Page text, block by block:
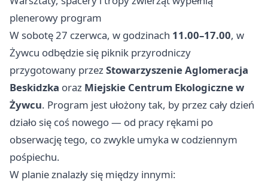
plenerowy program
W sobotę 27 czerwca, w godzinach 11.00–17.00, w
Żywcu odbędzie się piknik przyrodniczy
przygotowany przezStowarzyszenie Aglomeracja
Beskidzka oraz Miejskie Centrum Ekologiczne w
Żywcu. Program jest ułożony tak, by przez cały dzień
działo się coś nowego — od pracy rękami po
obserwację tego, co zwykle umyka w codziennym
pośpiechu.
W planie znalazły się między innymi: